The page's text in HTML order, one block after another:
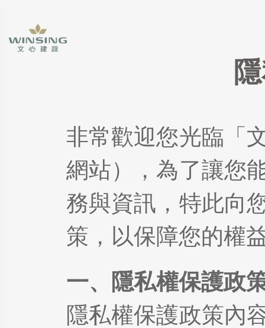
非常歡迎您光臨「
網站），為了讓您
務與資訊，特此向
策，以保障您的權
一、隱私權保護政
隱私權保護政策內